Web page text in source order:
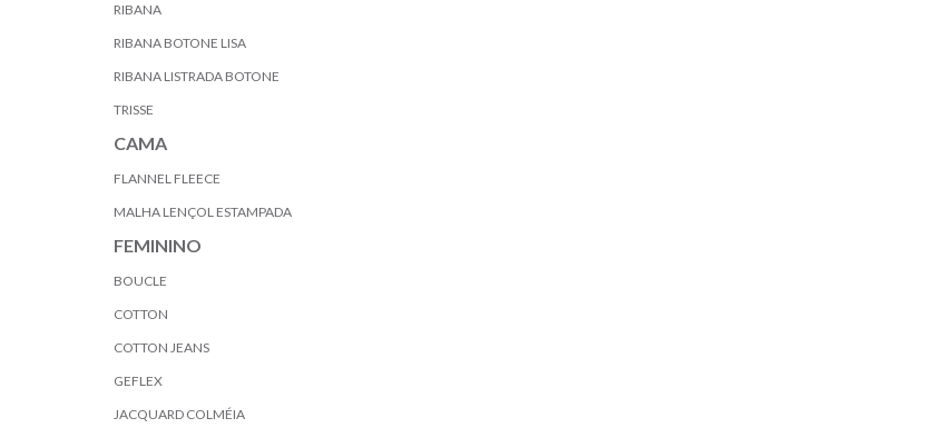
RIBANA
RIBANA BOTONE LISA
RIBANA LISTRADA BOTONE
TRISSE
CAMA
FLANNEL FLEECE
MALHA LENÇOL ESTAMPADA
FEMININO
BOUCLE
COTTON
COTTON JEANS
GEFLEX
JACQUARD COLMÉIA